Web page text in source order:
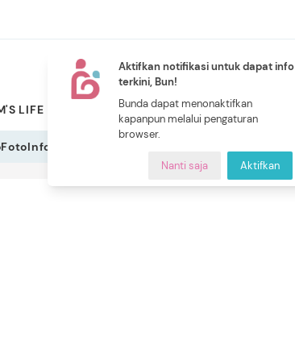
Aktifkan notifikasi untuk dapat info
terkini, Bun!
Bunda dapat menonaktifkan
kapanpun melalui pengaturan
browser.
Nanti saja Aktifkan
LIFE PILIHAN BUNDA
NEW
CERITA BUNDA
FotoInfografis